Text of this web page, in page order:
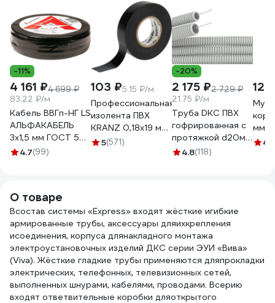
-11%
4 161 ₽4 699 ₽
83.22 ₽/м
Кабель ВВГп-НГ LS
АЛЬФАКАБЕЛЬ
3х1,5 мм ГОСТ 50
м 05190
4.7(99)
103 ₽5.15 ₽/м
Профессиональная
изолента ПВХ
KRANZ 0,18х19 мм,
20 м, черная KR-
5(571)
-20%
2 175 ₽2 729 ₽
21.75 ₽/м
Труба DKC ПВХ
гофрированная c
протяжкой d20мм
упаковка 100м
4.8(118)
мм)
4.9
О товаре
Всостав системы «Express» входят жёсткие игибкие
армированные трубы, аксессуары дляихкрепления
исоединения, корпуса длянакладного монтажа
электроустановочных изделий ДКС серии ЭУИ «Вива»
(Viva). Жёсткие гладкие трубы применяются дляпрокладки
электрических, телефонных, телевизионных сетей,
выполненных шнурами, кабелями, проводами. Всерию
входят ответвительные коробки дляоткрытого